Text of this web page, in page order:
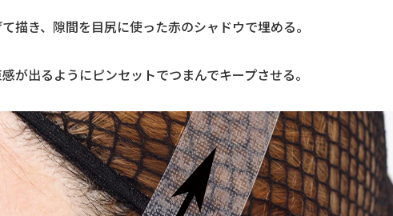
描き、隙間を目尻に使った赤のシャドウで埋める。
が出るようにピンセットでつまんでキープさせる。